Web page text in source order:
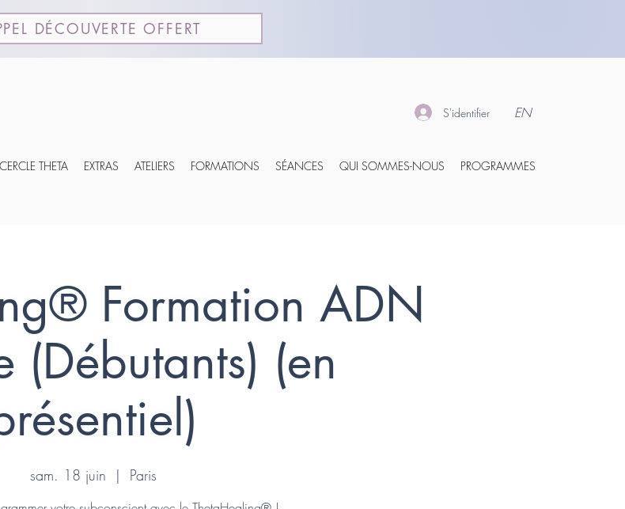
DÉCOUVERTE OFFERT
S'identifier EN
CERCLE THETA EXTRAS ATELIERS FORMATIONS SÉANCES QUI SOMMES-NOUS PROGRAMMES
Formation ADN
(Débutants) (en
sam. 18 juin
  |
Paris